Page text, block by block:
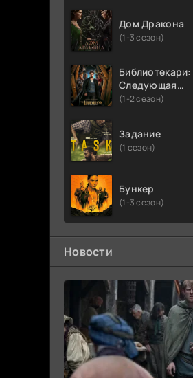
Дом Дракона
(1-3 сезон)
Библиотекари:
Следующая
глава
(1-2 сезон)
Задание
(1 сезон)
Бункер
(1-3 сезон)
Новости